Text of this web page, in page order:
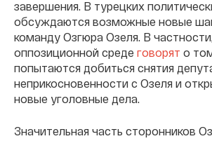
завершения. В турецких
обсуждаются возможные новые
команду Озгюра Озеля. В
оппозиционной среде говорят о
попытаются добиться снятия
неприкосновенности с Озеля и
новые уголовные дела.
Значительная часть сторонников